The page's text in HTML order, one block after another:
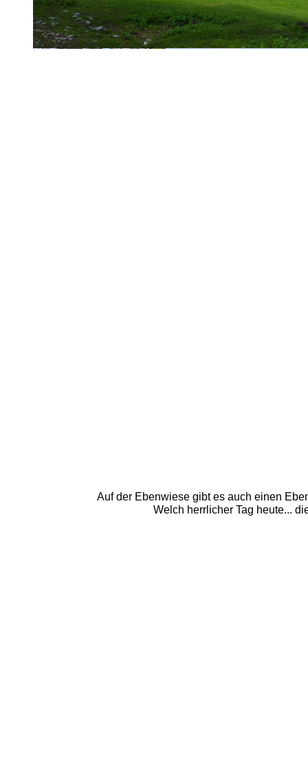
Auf der Ebenwiese gibt es auch einen
Welch herrlicher Tag heute...